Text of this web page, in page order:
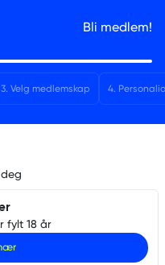
Bli medlem!
3. Velg medlemskap 4.
fylt 18 år